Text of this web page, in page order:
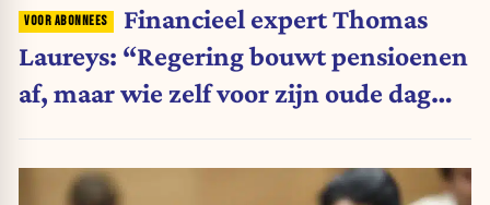
Financieel expert Thomas
Laureys: “Regering bouwt pensioenen
af, maar wie zelf voor zijn oude dag